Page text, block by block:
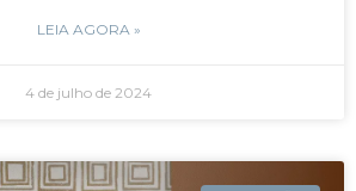
LEIA AGORA »
4 de julho de 2024